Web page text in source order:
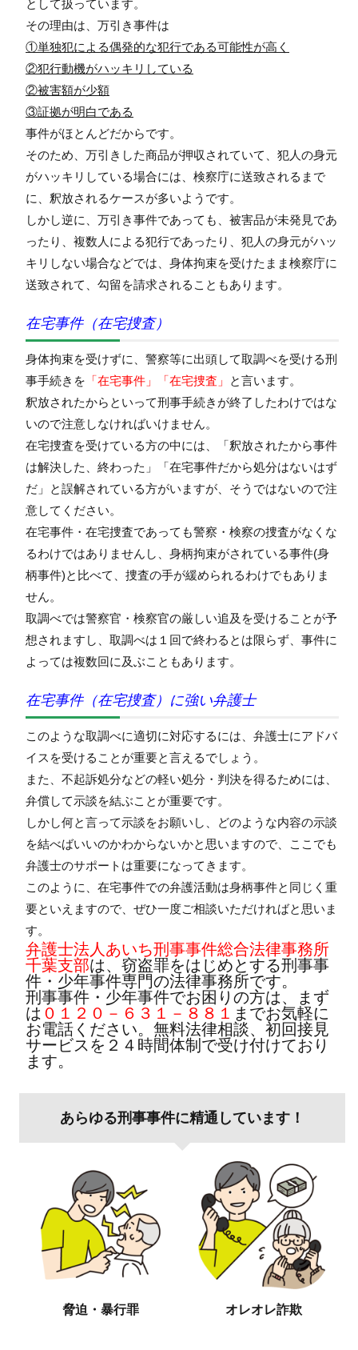
として扱っています。
その理由は、万引き事件は
①単独犯による偶発的な犯行である可能性が高く
②犯行動機がハッキリしている
②被害額が少額
③証拠が明白である
事件がほとんどだからです。
そのため、万引きした商品が押収されていて、犯人の身元
がハッキリしている場合には、検察庁に送致されるまで
に、釈放されるケースが多いようです。
しかし逆に、万引き事件であっても、被害品が未発見であ
ったり、複数人による犯行であったり、犯人の身元がハッ
キリしない場合などでは、身体拘束を受けたまま検察庁に
送致されて、勾留を請求されることもあります。
在宅事件（在宅捜査）
身体拘束を受けずに、警察等に出頭して取調べを受ける刑
事手続きを 「在宅事件」「在宅捜査」
と言います。
釈放されたからといって刑事手続きが終了したわけではな
いので注意しなければいけません。
在宅捜査を受けている方の中には、「釈放されたから事件
は解決した、終わった」「在宅事件だから処分はないはず
だ」と誤解されている方がいますが、そうではないので注
意してください。
在宅事件・在宅捜査であっても警察・検察の捜査がなくな
るわけではありませんし、身柄拘束がされている事件(身
柄事件)と比べて、捜査の手が緩められるわけでもありま
せん。
取調べでは警察官・検察官の厳しい追及を受けることが予
想されますし、取調べは１回で終わるとは限らず、事件に
よっては複数回に及ぶこともあります。
在宅事件（在宅捜査）に強い弁護士
このような取調べに適切に対応するには、弁護士にアドバ
イスを受けることが重要と言えるでしょう。
また、不起訴処分などの軽い処分・判決を得るためには、
弁償して示談を結ぶことが重要です。
しかし何と言って示談をお願いし、どのような内容の示談
を結べばいいのかわからないかと思いますので、ここでも
弁護士のサポートは重要になってきます。
このように、在宅事件での弁護活動は身柄事件と同じく重
要といえますので、ぜひ一度ご相談いただければと思いま
す。
弁護士法人あいち刑事事件総合法律事務所
千葉支部は、窃盗罪をはじめとする刑事事
件・少年事件専門の法律事務所です。
刑事事件・少年事件でお困りの方は、まず
は ０１２０－６３１－８８１ までお気軽に
お電話ください。無料法律相談、初回接見
サービスを２４時間体制で受け付けており
ます。
あらゆる刑事事件に精通しています！
脅迫・暴行罪 オレオレ詐欺